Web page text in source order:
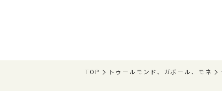
TOP トゥールモンド、ガボール、モネ